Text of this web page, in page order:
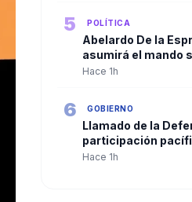
5 POLÍTICA
Abelardo De la
asumirá el mando
las Fuerzas
Pichincha en el Día
Hace 1h
6 GOBIERNO
Llamado de la
participación
nueva etapa
Hace 1h